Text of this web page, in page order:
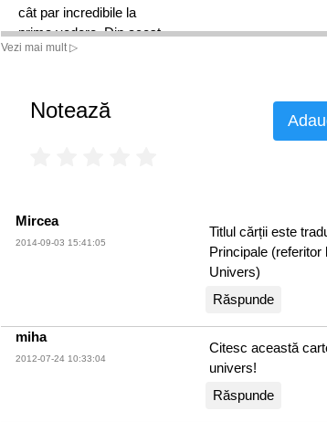
cât par incredibile la
prima vedere. Din acest
motiv, tot mai mulți
mult ca oricând înainte.
Ea te va învăța cum îți poți atinge toate
obiectivele și cum îți poți rezolva toate
problemele… personale, financiare și de
Vezi mai mult ▷
Notează
Mircea
2014-09-03 15:41:05
Titlul cărții este
Principale
Univers)
Răspunde
miha
2012-07-24 10:33:04
Citesc această
univers!
Răspunde